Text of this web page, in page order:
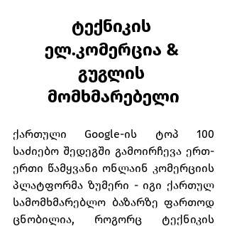
ტექნიკის
ელ.კომერცია &
გუგლის
მომხმარებელი
ქართული Google-ის ტოპ 100
საძიებო შედეგში გამოირჩევა ერთ-
ერთი წამყვანი ონლაინ კომერციის
პლატფორმა ზუმერი - იგი ქართულ
სამომხმარებლო ბაზარზე ფართოდ
ცნობილია, როგორც ტექნიკის